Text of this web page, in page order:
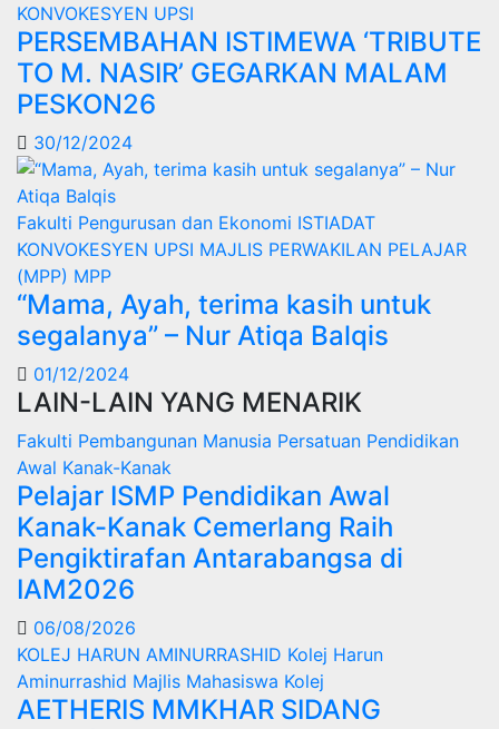
KONVOKESYEN UPSI
PERSEMBAHAN ISTIMEWA ‘TRIBUTE
TO M. NASIR’ GEGARKAN MALAM
PESKON26
30/12/2024
Fakulti Pengurusan dan Ekonomi ISTIADAT
KONVOKESYEN UPSI MAJLIS PERWAKILAN PELAJAR
(MPP) MPP
“Mama, Ayah, terima kasih untuk
segalanya” – Nur Atiqa Balqis
01/12/2024
LAIN-LAIN YANG MENARIK
Fakulti Pembangunan Manusia Persatuan Pendidikan
Awal Kanak-Kanak
Pelajar ISMP Pendidikan Awal
Kanak-Kanak Cemerlang Raih
Pengiktirafan Antarabangsa di
IAM2026
06/08/2026
KOLEJ HARUN AMINURRASHID Kolej Harun
Aminurrashid Majlis Mahasiswa Kolej
AETHERIS MMKHAR SIDANG